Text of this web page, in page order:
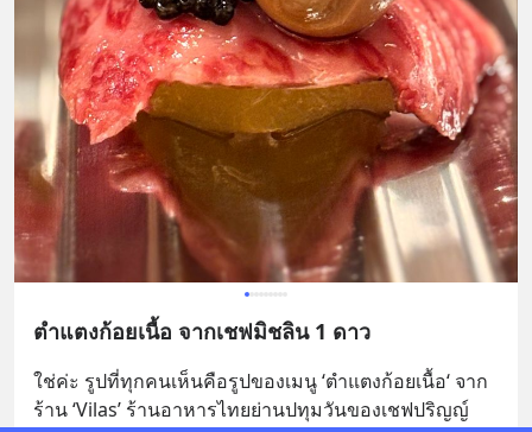
ตำแตงก้อยเนื้อ จากเชฟมิชลิน 1 ดาว
ใช่ค่ะ รูปที่ทุกคนเห็นคือรูปของเมนู ‘ตำแตงก้อยเนื้อ‘ จาก
ร้าน ‘Vilas’ ร้านอาหารไทยย่านปทุมวันของเชฟปริญญ์